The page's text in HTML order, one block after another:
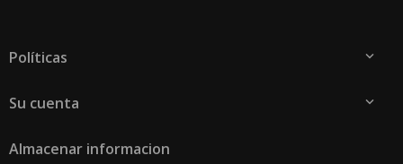
Políticas 
Su cuenta 
Almacenar informacion